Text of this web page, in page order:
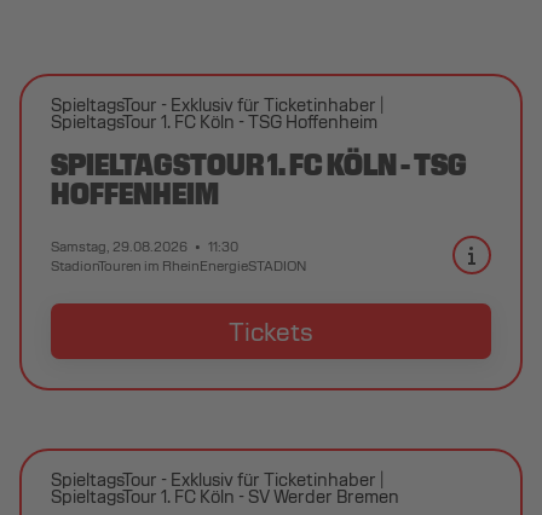
SpieltagsTour - Exklusiv für Ticketinhaber
SpieltagsTour 1. FC Köln - TSG Hoffenheim
SPIELTAGSTOUR 1. FC KÖLN - TSG
HOFFENHEIM
Samstag, 29.08.2026
11:30
StadionTouren im RheinEnergieSTADION
Tickets
SpieltagsTour - Exklusiv für Ticketinhaber
SpieltagsTour 1. FC Köln - SV Werder Bremen